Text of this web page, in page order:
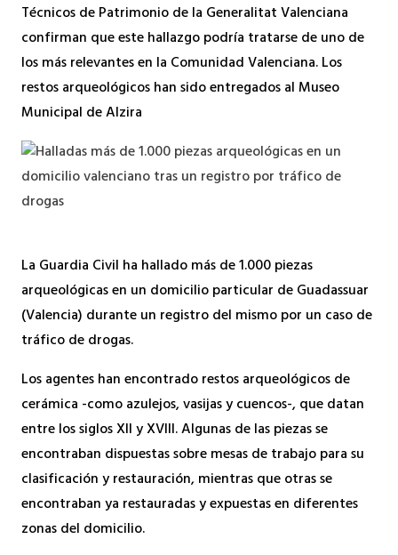
Técnicos de Patrimonio de la Generalitat Valenciana
confirman que este hallazgo podría tratarse de uno de
los más relevantes en la Comunidad Valenciana. Los
restos arqueológicos han sido entregados al Museo
Municipal de Alzira
La Guardia Civil ha hallado más de 1.000 piezas
arqueológicas en un domicilio particular de Guadassuar
(Valencia) durante un registro del mismo por un caso de
tráfico de drogas.
Los agentes han encontrado restos arqueológicos de
cerámica -como azulejos, vasijas y cuencos-, que datan
entre los siglos XII y XVIII. Algunas de las piezas se
encontraban dispuestas sobre mesas de trabajo para su
clasificación y restauración, mientras que otras se
encontraban ya restauradas y expuestas en diferentes
zonas del domicilio.